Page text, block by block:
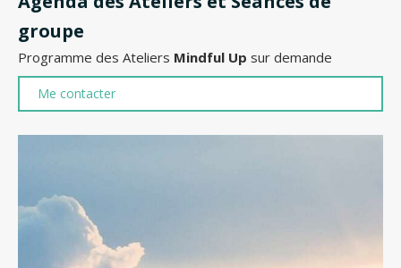
groupe
Programme des Ateliers Mindful Up sur demande
Me contacter